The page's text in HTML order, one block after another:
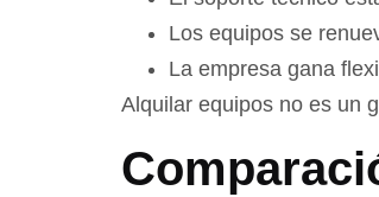
Los equipos se
La empresa gana
Alquilar equipos no es un